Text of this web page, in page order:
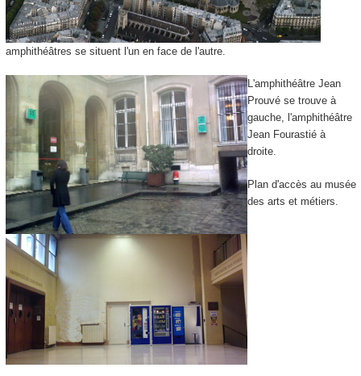
amphithéâtres se situent l'un en face de l'autre.
L'amphithéâtre Jean
Prouvé se trouve à
gauche, l'amphithéâtre
Jean Fourastié à
droite.
Plan d'accès au musée
des arts et métiers.